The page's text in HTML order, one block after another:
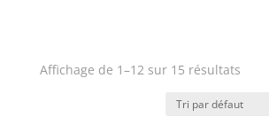
Affichage de 1–12 sur 15 résultats